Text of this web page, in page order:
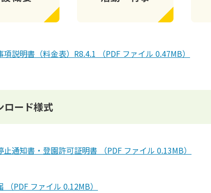
項説明書（料金表）R8.4.1 （PDF ファイル 0.47MB）
ロード様式
止通知書・登園許可証明書 （PDF ファイル 0.13MB）
（PDF ファイル 0.12MB）